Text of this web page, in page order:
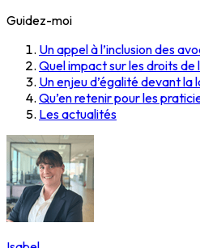
Guidez-moi
Un appel à l’inclusion des
Quel impact sur les droits de
Un enjeu d’égalité devant la
Qu’en retenir pour les
Les actualités